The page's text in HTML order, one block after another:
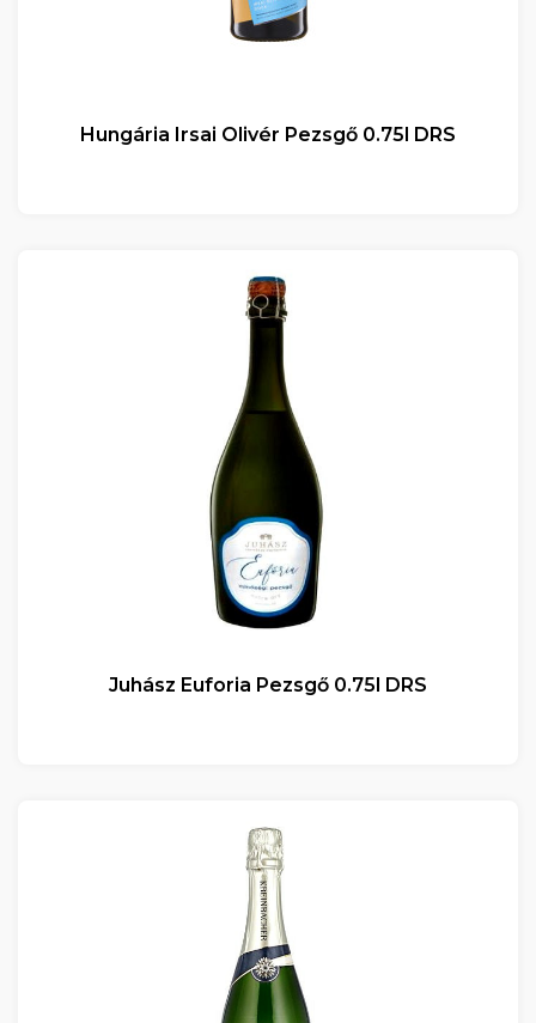
Hungária Irsai Olivér Pezsgő 0.75l DRS
Juhász Euforia Pezsgő 0.75l DRS